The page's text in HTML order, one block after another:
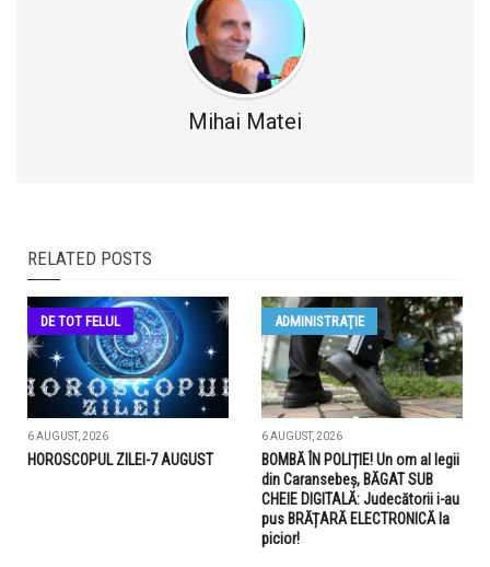
Mihai Matei
RELATED POSTS
DE TOT FELUL
6 AUGUST, 2026
HOROSCOPUL ZILEI-7 AUGUST
ADMINISTRAŢIE
6 AUGUST, 2026
BOMBĂ ÎN POLIȚIE! Un om al legii
din Caransebeș, BĂGAT SUB
CHEIE DIGITALĂ: Judecătorii i-au
pus BRĂȚARĂ ELECTRONICĂ la
picior!